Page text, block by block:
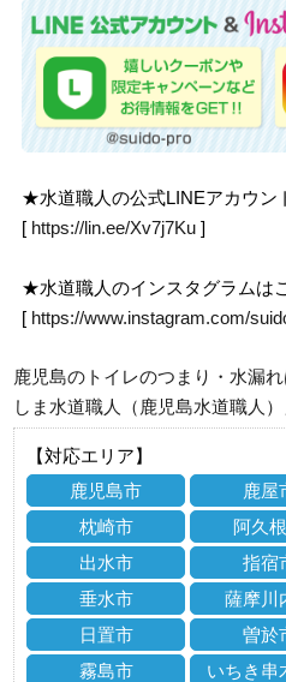
★水道職人の公式LINEアカウン
[ https://lin.ee/Xv7j7Ku ]
★水道職人のインスタグラムは
[ https://www.instagram.com/
鹿児島のトイレのつまり・水漏
しま水道職人（鹿児島水道職人）
【対応エリア】
鹿児島市
鹿屋
枕崎市
阿久
出水市
指宿
垂水市
薩摩川
日置市
曽於
霧島市
いちき串